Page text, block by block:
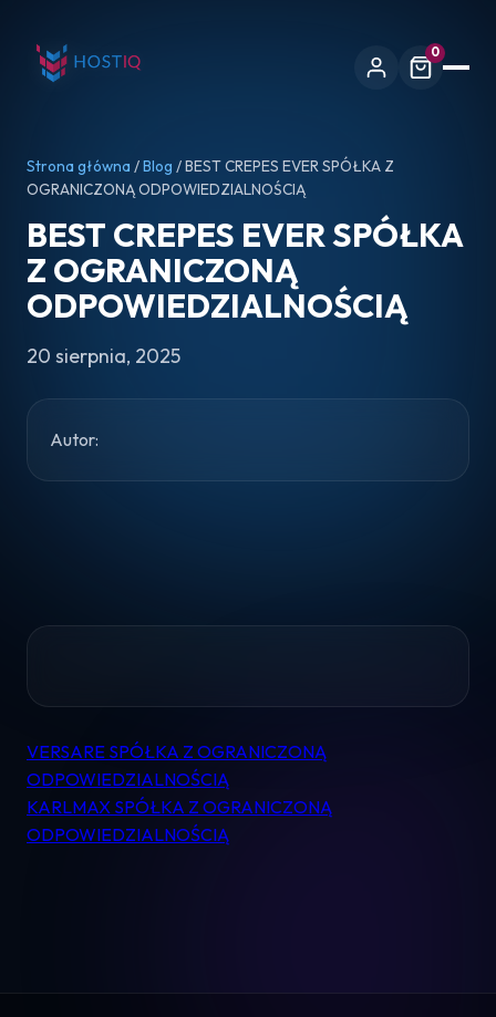
0
Pomoc
Kontakt
Strona główna /Blog / BEST CREPES EVER SPÓŁKA Z
OGRANICZONĄ ODPOWIEDZIALNOŚCIĄ
BEST CREPES EVER SPÓŁKA
Z OGRANICZONĄ
ODPOWIEDZIALNOŚCIĄ
20 sierpnia, 2025
Autor:
Nawigacja
wpisu
VERSARE SPÓŁKA Z OGRANICZONĄ
ODPOWIEDZIALNOŚCIĄ
KARLMAX SPÓŁKA Z OGRANICZONĄ
ODPOWIEDZIALNOŚCIĄ